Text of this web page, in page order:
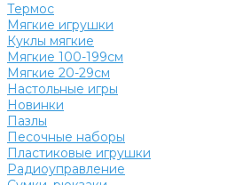
Термос
Мягкие игрушки
Куклы мягкие
Мягкие 100-199см
Мягкие 20-29см
Настольные игры
Новинки
Пазлы
Песочные наборы
Пластиковые игрушки
Радиоуправление